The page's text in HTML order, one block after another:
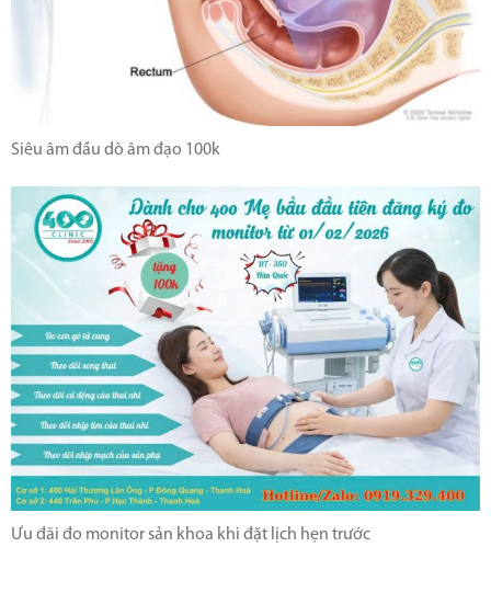
Siêu âm đầu dò âm đạo 100k
Ưu đãi đo monitor sản khoa khi đặt lịch hẹn trước